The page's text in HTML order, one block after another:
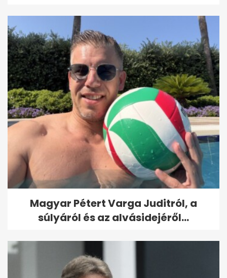
Magyar Pétert Varga Juditról, a
súlyáról és az alvásidejéről...